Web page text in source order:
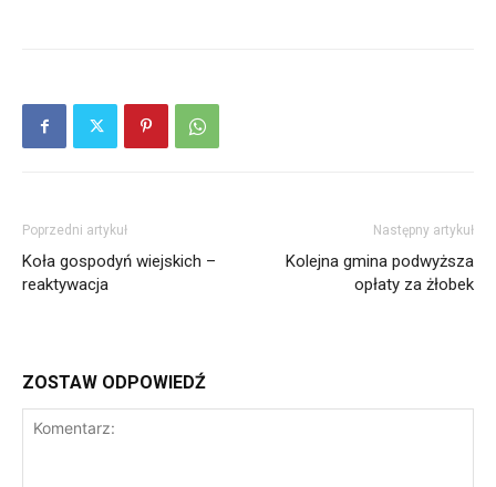
Poprzedni artykuł
Koła gospodyń wiejskich –
reaktywacja
Następny artykuł
Kolejna gmina podwyższa
opłaty za żłobek
ZOSTAW ODPOWIEDŹ